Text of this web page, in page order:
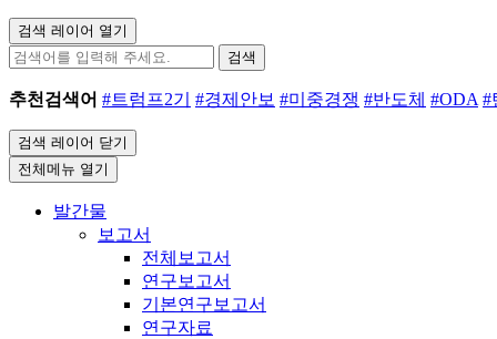
검색 레이어 열기
검색
추천검색어 #트럼프2기 #경제안보 #미중경쟁 #반도체 #ODA #
검색 레이어 닫기
전체메뉴 열기
발간물
보고서
전체보고서
연구보고서
기본연구보고서
연구자료